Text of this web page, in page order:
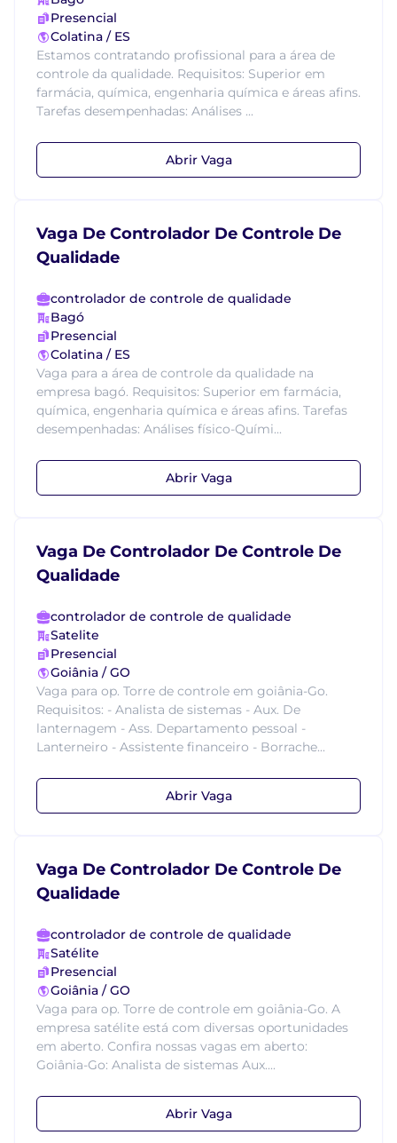
Presencial
Colatina / ES
Estamos contratando profissional para a área de
controle da qualidade. Requisitos: Superior em
farmácia, química, engenharia química e áreas afins.
Tarefas desempenhadas: Análises ...
Abrir Vaga
Vaga De Controlador De Controle De
Qualidade
controlador de controle de qualidade
Bagó
Presencial
Colatina / ES
Vaga para a área de controle da qualidade na
empresa bagó. Requisitos: Superior em farmácia,
química, engenharia química e áreas afins. Tarefas
desempenhadas: Análises físico-Quími...
Abrir Vaga
Vaga De Controlador De Controle De
Qualidade
controlador de controle de qualidade
Satelite
Presencial
Goiânia / GO
Vaga para op. Torre de controle em goiânia-Go.
Requisitos: - Analista de sistemas - Aux. De
lanternagem - Ass. Departamento pessoal -
Lanterneiro - Assistente financeiro - Borrache...
Abrir Vaga
Vaga De Controlador De Controle De
Qualidade
controlador de controle de qualidade
Satélite
Presencial
Goiânia / GO
Vaga para op. Torre de controle em goiânia-Go. A
empresa satélite está com diversas oportunidades
em aberto. Confira nossas vagas em aberto:
Goiânia-Go: Analista de sistemas Aux....
Abrir Vaga